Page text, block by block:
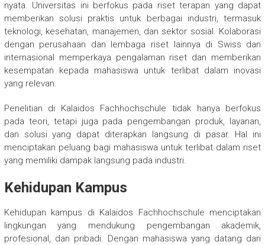
nyata. Universitas ini berfokus pada riset terapan yang dapat
memberikan solusi praktis untuk berbagai industri, termasuk
teknologi, kesehatan, manajemen, dan sektor sosial. Kolaborasi
dengan perusahaan dan lembaga riset lainnya di Swiss dan
internasional memperkaya pengalaman riset dan memberikan
kesempatan kepada mahasiswa untuk terlibat dalam inovasi
yang relevan.
Penelitian di Kalaidos Fachhochschule tidak hanya berfokus
pada teori, tetapi juga pada pengembangan produk, layanan,
dan solusi yang dapat diterapkan langsung di pasar. Hal ini
menciptakan peluang bagi mahasiswa untuk terlibat dalam riset
yang memiliki dampak langsung pada industri.
Kehidupan Kampus
Kehidupan kampus di Kalaidos Fachhochschule menciptakan
lingkungan yang mendukung pengembangan akademik,
profesional, dan pribadi. Dengan mahasiswa yang datang dari